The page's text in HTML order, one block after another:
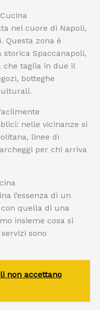
nel cuore di Napoli,
. Questa zona è
Spaccanapoli,
che taglia in due il
botteghe
nelle vicinanze si
linee di
per chi arriva
l’essenza di un
con quella di una
insieme cosa si
sono
non accettano